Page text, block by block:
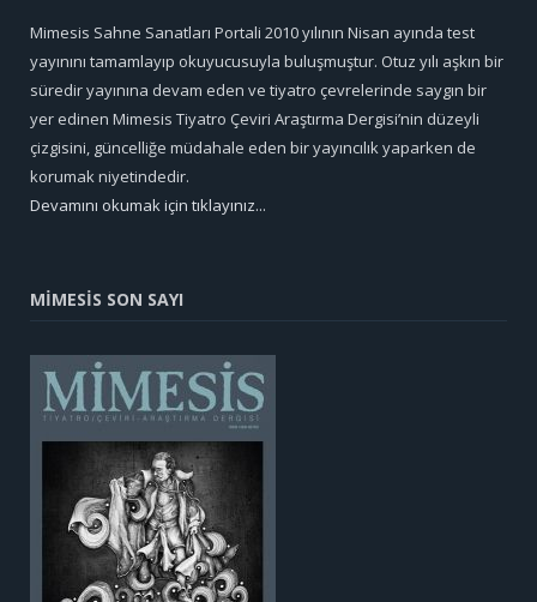
Mimesis Sahne Sanatları Portali 2010 yılının Nisan ayında test
yayınını tamamlayıp okuyucusuyla buluşmuştur. Otuz yılı aşkın bir
süredir yayınına devam eden ve tiyatro çevrelerinde saygın bir
yer edinen Mimesis Tiyatro Çeviri Araştırma Dergisi’nin düzeyli
çizgisini, güncelliğe müdahale eden bir yayıncılık yaparken de
korumak niyetindedir.
Devamını okumak için tıklayınız...
MİMESİS SON SAYI